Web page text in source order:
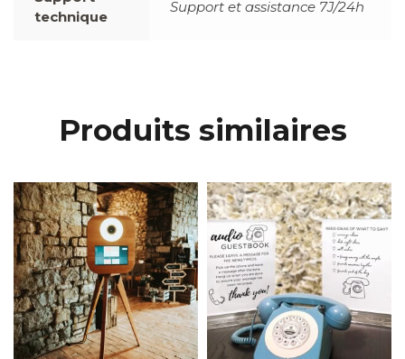
technique
Support et assistance 7J/24h
Produits similaires